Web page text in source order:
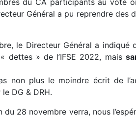
Général a pu reprendre des
le Directeur Général a indiqué
dettes » de l’IFSE 2022, mais
non plus le moindre écrit de
DG & DRH.
du 28 novembre verra, nous